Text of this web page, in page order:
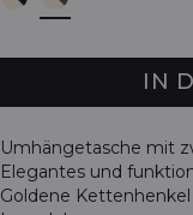
IN
Umhängetasche mit
Elegantes und
Goldene